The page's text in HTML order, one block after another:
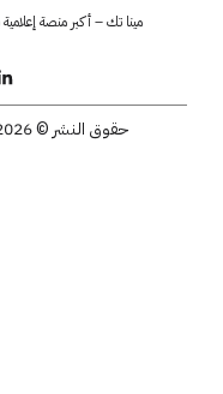
مينا تك – أكبر منصة
حقوق النشر © 2026 مينا تك. جميع الحقوق محفوظة.